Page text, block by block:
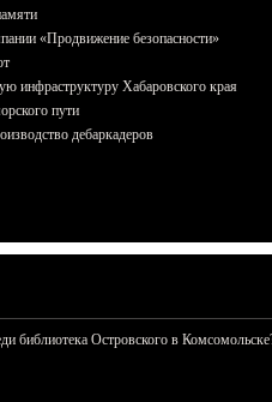
«Продвижение безопасности»
инфраструктуру Хабаровского края
пути
дебаркадеров
библиотека Островского в